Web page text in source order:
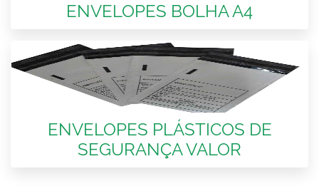
ENVELOPES BOLHA A4
ENVELOPES PLÁSTICOS DE
SEGURANÇA VALOR